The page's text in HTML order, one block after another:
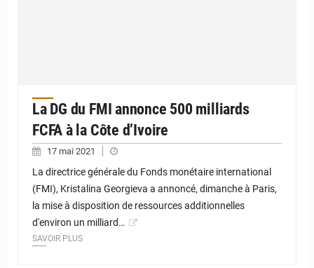
La DG du FMI annonce 500 milliards
FCFA à la Côte d’Ivoire
17 mai 2021
La directrice générale du Fonds monétaire international
(FMI), Kristalina Georgieva a annoncé, dimanche à Paris,
la mise à disposition de ressources additionnelles
d'environ un milliard…
SAVOIR PLUS